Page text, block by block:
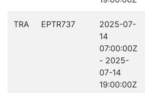
TRA EPTR737
2025-07-
14
07:00:00Z
- 2025-
07-14
19:00:00Z